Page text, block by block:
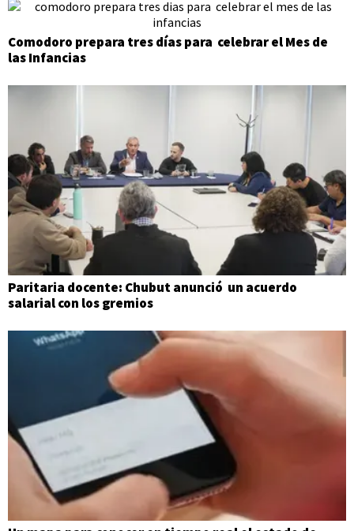
Comodoro prepara tres días para celebrar el Mes de
las Infancias
Paritaria docente: Chubut anunció un acuerdo
salarial con los gremios